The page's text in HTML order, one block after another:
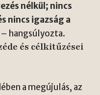
nélkül; nincs
nincs igazság a
– hangsúlyozta.
és célkitűzései
a megújulás, az